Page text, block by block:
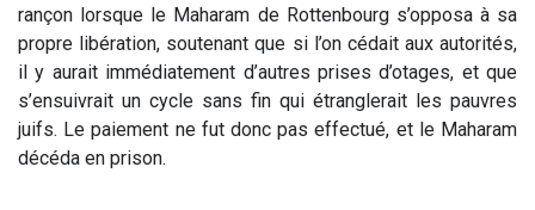
rançon lorsque le Maharam de Rottenbourg s’opposa à sa
propre libération, soutenant que si l’on cédait aux autorités,
il y aurait immédiatement d’autres prises d’otages, et que
s’ensuivrait un cycle sans fin qui étranglerait les pauvres
juifs. Le paiement ne fut donc pas effectué, et le Maharam
décéda en prison.